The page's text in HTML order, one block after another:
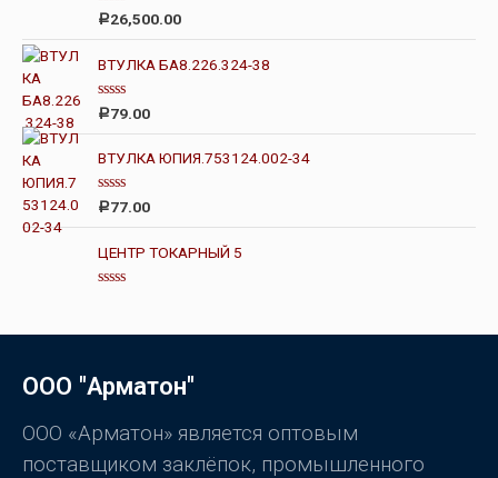
а
0
и
5
О
н
к
а
0
и
з
Р26,500.00
ВТУЛКА БА8.226.324-38
О
е
н
к
а
0
и
з
Р79.00
ВТУЛКА ЮПИЯ.753124.002-34
О
н
к
а
5
Р77.00
ЦЕНТР ТОКАРНЫЙ 5
0
и
5
ООО "Арматон"
ООО «Арматон» является оптовым
поставщиком заклёпок, промышленного